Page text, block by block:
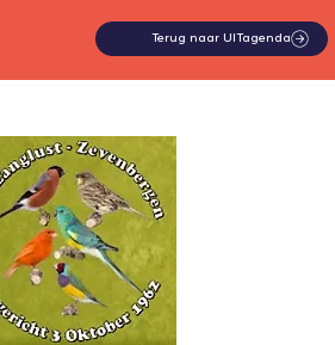
Terug naar UITagenda